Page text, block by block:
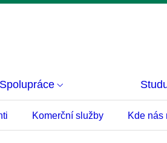
Spolupráce
Komerční služby Kde nás